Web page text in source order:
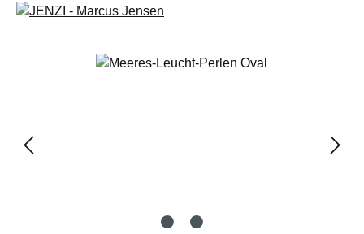
Bildergalerie überspringen